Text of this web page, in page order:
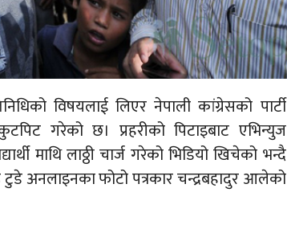
विषयलाई लिएर नेपाली कांग्रेसको पार्टी
गरेको छ। प्रहरीको पिटाइबाट एभिन्युज
माथि लाठ्ठी चार्ज गरेको भिडियो खिचेको भन्दै
अनलाइनका फोटो पत्रकार चन्द्रबहादुर आलेको